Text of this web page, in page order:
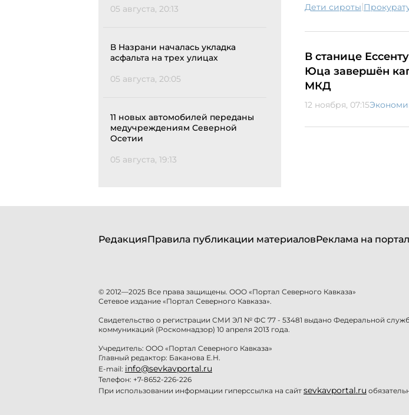
05 августа, 20:13
В Назрани началась укладка
асфальта на трех улицах
05 августа, 20:05
11 новых автомобилей переданы
медучреждениям Северной
Осетии
05 августа, 19:13
дети сироты|
В станице
Юца завершён
МКД
12 ноября, 07:15
РедакцияПравила публикации материаловРеклама на
© 2012—2025 Все права защищены. ООО «Портал Северного Кавказа»
Сетевое издание «Портал Северного Кавказа».
Свидетельство о регистрации СМИ ЭЛ № ФС 77 - 53481 выдано Федеральной
коммуникаций (Роскомнадзор) 10 апреля 2013 года.
Учредитель: ООО «Портал Северного Кавказа»
Главный редактор: Баканова Е.Н.
E-mail: info@sevkavportal.ru
Телефон: +7-8652-226-226
При использовании информации гиперссылка на сайт sevkavportal.ru